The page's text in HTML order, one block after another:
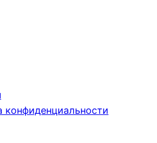
конфиденциальности